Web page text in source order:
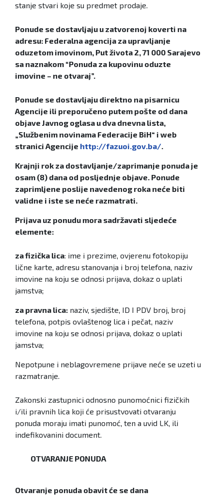
stanje stvari koje su predmet prodaje.
Ponude se dostavljaju u zatvorenoj koverti na
adresu: Federalna agencija za upravljanje
oduzetom imovinom, Put života 2, 71 000 Sarajevo
sa naznakom “Ponuda za kupovinu oduzte
imovine – ne otvaraj”.
Ponude se dostavljaju direktno na pisarnicu
Agencije ili preporučeno putem pošte od dana
objave Javnog oglasa u dva dnevna lista,
„Službenim novinama Federacije BiH“ i web
stranici Agencije http://fazuoi.gov.ba/.
Krajnji rok za dostavljanje/zaprimanje ponuda je
osam (8) dana od posljednje objave. Ponude
zaprimljene poslije navedenog roka neće biti
validne i iste se neće razmatrati.
Prijava uz ponudu mora sadržavati sljedeće
elemente:
za fizička lica: ime i prezime, ovjerenu fotokopiju
lične karte, adresu stanovanja i broj telefona, naziv
imovine na koju se odnosi prijava, dokaz o uplati
jamstva;
za pravna lica: naziv, sjedište, ID I PDV broj, broj
telefona, potpis ovlaštenog lica i pečat, naziv
imovine na koju se odnosi prijava, dokaz o uplati
jamstva;
Nepotpune i neblagovremene prijave neće se uzeti u
razmatranje.
Zakonski zastupnici odnosno punomoćnici fizičkih
i/ili pravnih lica koji će prisustvovati otvaranju
ponuda moraju imati punomoć, ten a uvid LK, ili
indefikovanini document.
OTVARANJE PONUDA
Otvaranje ponuda obavit će se dana